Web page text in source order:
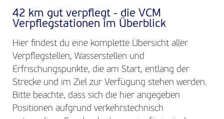
42 km gut verpflegt - die VCM
Verpflegstationen im Überblick
Hier findest du eine komplette Übersicht aller
Verpflegstellen, Wasserstellen und
Erfrischungspunkte, die am Start, entlang der
Strecke und im Ziel zur Verfügung stehen werden.
Bitte beachte, dass sich die hier angegeben
Positionen aufgrund verkehrstechnisch